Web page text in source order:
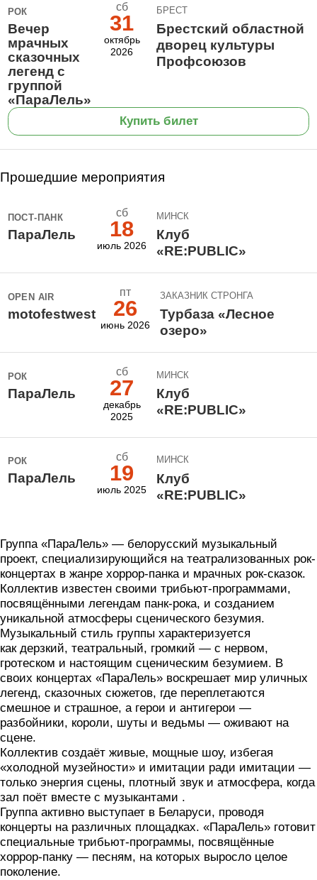
РОК
Вечер
мрачных
сказочных
легенд с
группой
«ПараЛель»
сб
31
октябрь
2026
БРЕСТ
Брестский областной
дворец культуры
Профсоюзов
Купить билет
Прошедшие мероприятия
ПОСТ-ПАНК
ПараЛель
сб
18
июль 2026
МИНСК
Клуб
«RE:PUBLIC»
OPEN AIR
motofestwest
пт
26
июнь 2026
ЗАКАЗНИК СТРОНГА
Турбаза «Лесное
озеро»
РОК
ПараЛель
сб
27
декабрь
2025
МИНСК
Клуб
«RE:PUBLIC»
РОК
ПараЛель
сб
19
июль 2025
МИНСК
Клуб
«RE:PUBLIC»
Группа «ПараЛель» — белорусский музыкальный
проект, специализирующийся на театрализованных рок-
концертах в жанре хоррор-панка и мрачных рок-сказок.
Коллектив известен своими трибьют-программами,
посвящёнными легендам панк-рока, и созданием
уникальной атмосферы сценического безумия.
Музыкальный стиль группы характеризуется
как дерзкий, театральный, громкий — с нервом,
гротеском и настоящим сценическим безумием. В
своих концертах «ПараЛель» воскрешает мир уличных
легенд, сказочных сюжетов, где переплетаются
смешное и страшное, а герои и антигерои —
разбойники, короли, шуты и ведьмы — оживают на
сцене.
Коллектив создаёт живые, мощные шоу, избегая
«холодной музейности» и имитации ради имитации —
только энергия сцены, плотный звук и атмосфера, когда
зал поёт вместе с музыкантами .
Группа активно выступает в Беларуси, проводя
концерты на различных площадках. «ПараЛель» готовит
специальные трибьют-программы, посвящённые
хоррор-панку — песням, на которых выросло целое
поколение.